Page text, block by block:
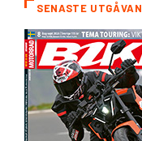
SENASTE UTGÅVAN